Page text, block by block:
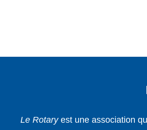
Le Rotaryest une association